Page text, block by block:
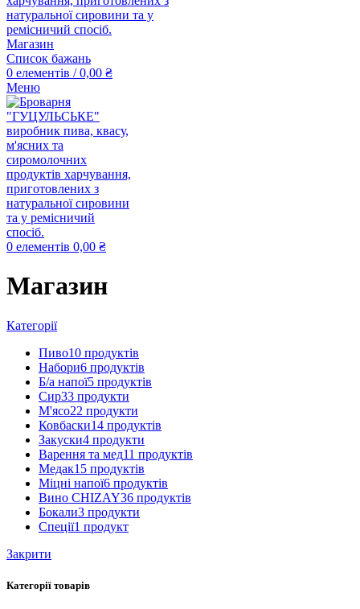
Магазин
Список бажань
0 елементів / 0,00 ₴
Меню
0 елементів 0,00 ₴
Магазин
Категорії
Пиво10 продуктів
Набори6 продуктів
Б/а напої5 продуктів
Сир33 продукти
М'ясо22 продукти
Ковбаски14 продуктів
Закуски4 продукти
Варення та мед11 продуктів
Медак15 продуктів
Міцні напої6 продуктів
Вино CHIZAY36 продуктів
Бокали3 продукти
Спеції1 продукт
Закрити
Категорії товарів